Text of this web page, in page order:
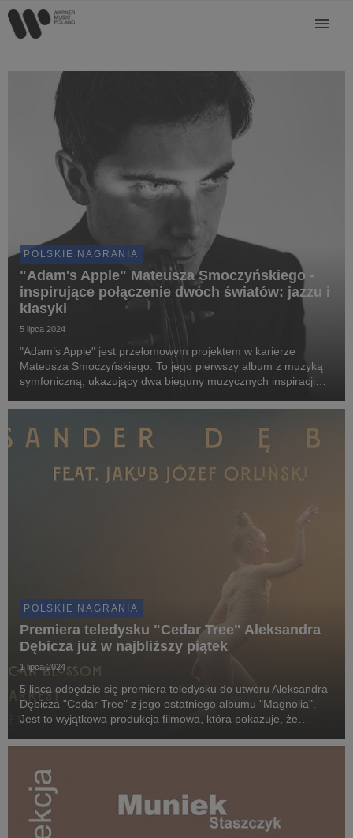
POLSKIE NAGRANIA
"Adam's Apple" Mateusza Smoczyńskiego -
inspirujące połączenie dwóch światów: jazzu i
klasyki
5 lipca 2024
"Adam’s Apple" jest przełomowym projektem w karierze
Mateusza Smoczyńskiego. To jego pierwszy album z muzyką
symfoniczną, ukazujący dwa bieguny muzycznych inspiracji
Adams i Zbigniew Seifert.
POLSKIE NAGRANIA
Premiera teledysku "Cedar Tree" Aleksandra
Dębicza już w najbliższy piątek
1 lipca 2024
5 lipca odbędzie się premiera teledysku do utworu Aleksandra
Dębicza "Cedar Tree" z jego ostatniego albumu "Magnolia".
Jest to wyjątkowa produkcja filmowa, która pokazuje, że